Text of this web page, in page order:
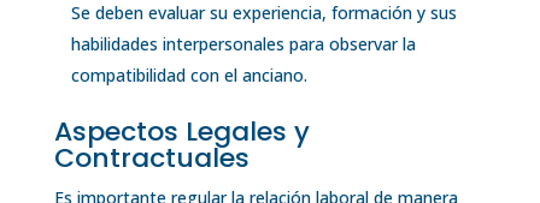
Se deben evaluar su experiencia, formación y sus
habilidades interpersonales para observar la
compatibilidad con el anciano.
Aspectos Legales y
Contractuales
Es importante regular la relación laboral de manera